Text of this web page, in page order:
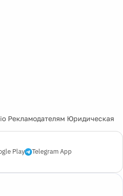
Рекламодателям Юридическая
Play Telegram App